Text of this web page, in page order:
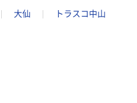
大仙 トラスコ中山